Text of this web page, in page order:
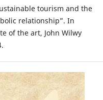
tourism and the
relationship”. In
of the art, John Wilwy